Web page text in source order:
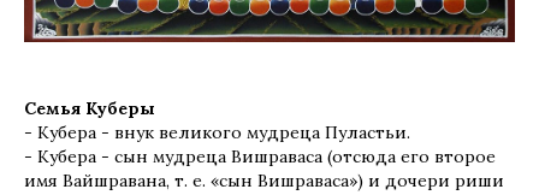
Семья Куберы
- Кубера - внук великого мудреца Пуластьи.
- Кубера - сын мудреца Вишраваса (отсюда его второе
имя Вайшравана, т. е. «сын Вишраваса») и дочери риши